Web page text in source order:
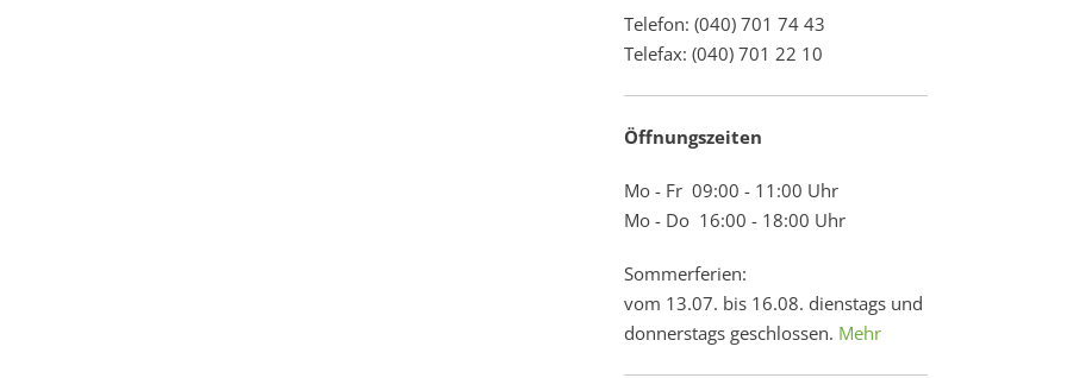
Telefon: (040) 701 74 43
Telefax: (040) 701 22 10
Öffnungszeiten
Mo - Fr 09:00 - 11:00 Uhr
Mo - Do 16:00 - 18:00 Uhr
Sommerferien:
vom 13.07. bis 16.08. dienstags und
donnerstags geschlossen. Mehr